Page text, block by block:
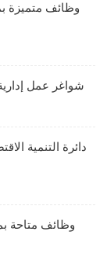
وظائف متميزة
شواغر عمل
دائرة التنمية
وظائف متاحة